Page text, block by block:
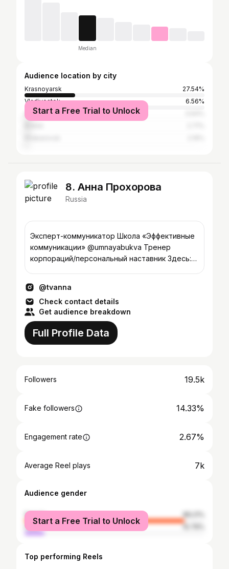
Median
Audience location by city
Krasnoyarsk
27.54%
Vladivostok
6.56%
Abakan
Start a Free Trial to Unlock
8. Анна Прохорова
Russia
Эксперт-коммуникатор Школа «Эффективные
коммуникации» @umnayabukva Тренер
корпораций/персональный наставник Здесь:
@tvanna
Check contact details
Get audience breakdown
Full Profile Data
Followers 19.5k
Fake followers 14.33%
Engagement rate 2.67%
Average Reel plays 7k
Audience gender
female
89.21%
male
10.79%
Start a Free Trial to Unlock
Top performing Reels